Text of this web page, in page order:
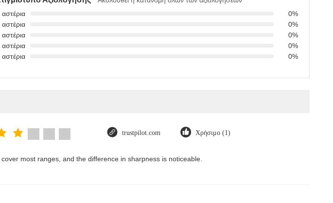
αστέρια
0%
αστέρια
0%
αστέρια
0%
αστέρια
0%
αστέρια
0%
trustpilot.com Χρήσιμο (1)
most ranges, and the difference in sharpness is noticeable.